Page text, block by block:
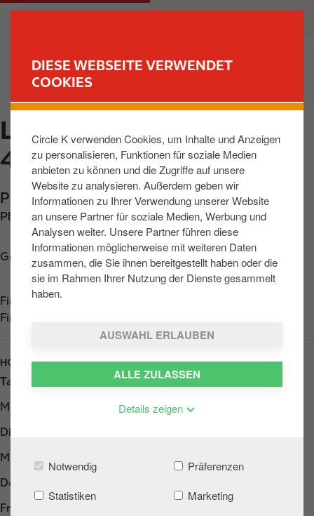
DIESE WEBSEITE VERWENDET
COOKIES
Circle K verwenden Cookies, um Inhalte und Anzeigen
zu personalisieren, Funktionen für soziale Medien
anbieten zu können und die Zugriffe auf unsere
Website zu analysieren. Außerdem geben wir
Informationen zu Ihrer Verwendung unserer Website
an unsere Partner für soziale Medien, Werbung und
Analysen weiter. Unsere Partner führen diese
Informationen möglicherweise mit weiteren Daten
zusammen, die Sie ihnen bereitgestellt haben oder die
sie im Rahmen Ihrer Nutzung der Dienste gesammelt
haben.
AUSWAHL ERLAUBEN
ALLE ZULASSEN
Details zeigen
Notwendig
Präferenzen
Statistiken
Marketing
u
m
I
h
a
M
v
LEIPZIG, PRAGER STR
420
Prager Strasse 420,Leipzig,04288,DE
Phone: +493429742240
Get directions
Find us onApp Store
Find us on
HOURS
Tag
Opening hours
Montag
Open 24h
Dienstag
Mittwoch
Donnerstag
Freitag